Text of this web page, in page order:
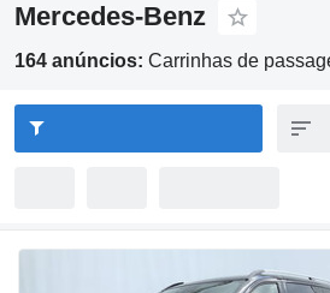
Mercedes-Benz
164 anúncios: Carrinhas de